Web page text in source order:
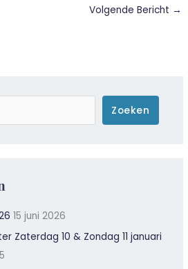
Volgende Bericht →
Zoeken
15 juni 2026
Zaterdag 10 & Zondag 11 januari